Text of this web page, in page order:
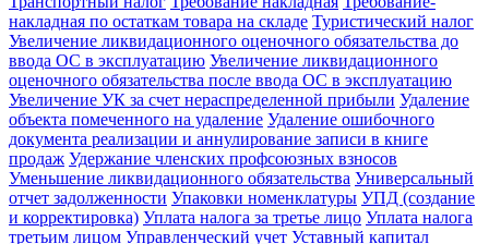
накладная по остаткам товара на складе Туристический налог
Увеличение ликвидационного оценочного обязательства до
ввода ОС в эксплуатацию Увеличение ликвидационного
оценочного обязательства после ввода ОС в эксплуатацию
Увеличение УК за счет нераспределенной прибыли Удаление
объекта помеченного на удаление Удаление ошибочного
документа реализации и аннулирование записи в книге
продаж Удержание членских профсоюзных взносов
Уменьшение ликвидационного обязательства Универсальный
отчет задолженности Упаковки номенклатуры УПД (создание
и корректировка) Уплата налога за третье лицо Уплата налога
третьим лицом Управленческий учет Уставный капитал